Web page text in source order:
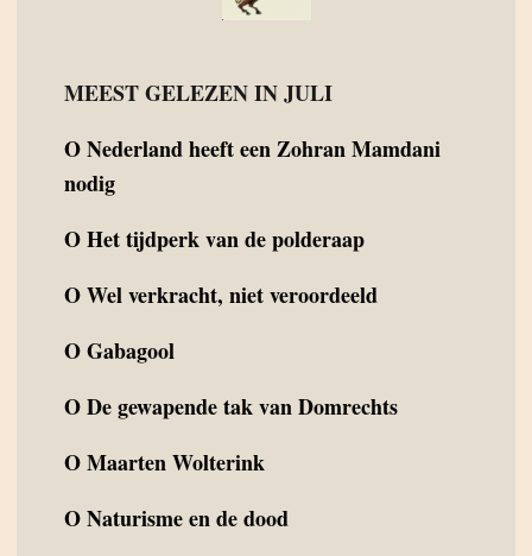
MEEST GELEZEN IN JULI
ONederland heeft een Zohran Mamdani
nodig
OHet tijdperk van de polderaap
OWel verkracht, niet veroordeeld
OGabagool
ODe gewapende tak van Domrechts
OMaarten Wolterink
ONaturisme en de dood